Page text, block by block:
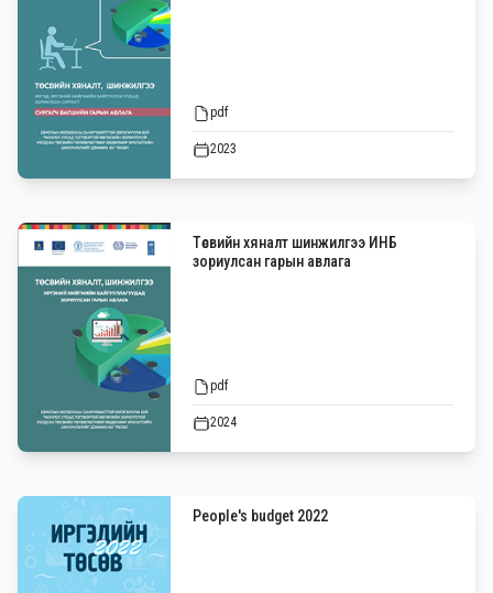
pdf
2023
Төсвийн хяналт шинжилгээ ИНБ
зориулсан гарын авлага
pdf
2024
People's budget 2022